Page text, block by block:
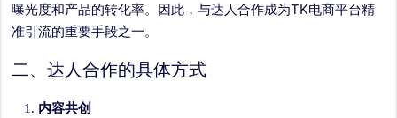
曝光度和产品的转化率。因此，与达人合作成为TK电商平台精
准引流的重要手段之一。
二、达人合作的具体方式
内容共创